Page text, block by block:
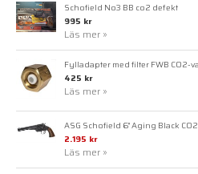
Schofield No3 BB co2 defekt
995 kr
Läs mer »
Fylladapter med filter FWB CO2-
425 kr
Läs mer »
ASG Schofield 6" Aging Black
2.195 kr
Läs mer »